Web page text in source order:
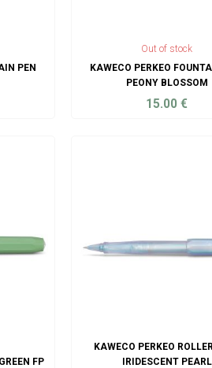
PEN
Out of stock
KAWECO PERKEO
PEONY BLOSSOM
15.00 €
FP
KAWECO PERKEO
IRIDESCENT PEARL